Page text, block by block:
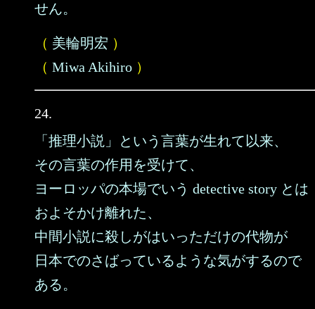
せん。
（ 美輪明宏 ）
（ Miwa Akihiro ）
24.
「推理小説」という言葉が生れて以来、
その言葉の作用を受けて、
ヨーロッパの本場でいう detective story とは
およそかけ離れた、
中間小説に殺しがはいっただけの代物が
日本でのさばっているような気がするので
ある。